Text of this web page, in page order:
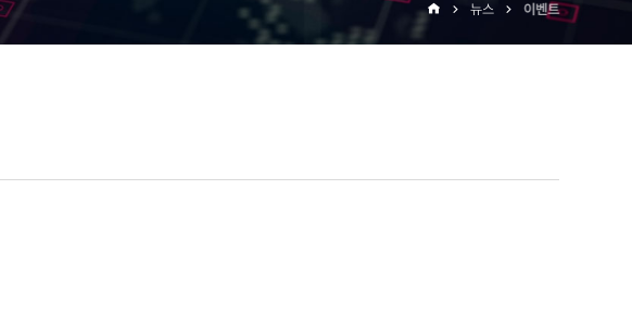
뉴스 이벤트